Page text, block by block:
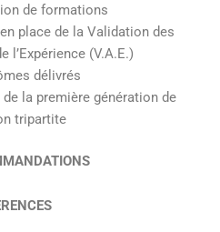
de formations
place de la Validation des
l’Expérience (V.A.E.)
délivrés
la première génération de
tripartite